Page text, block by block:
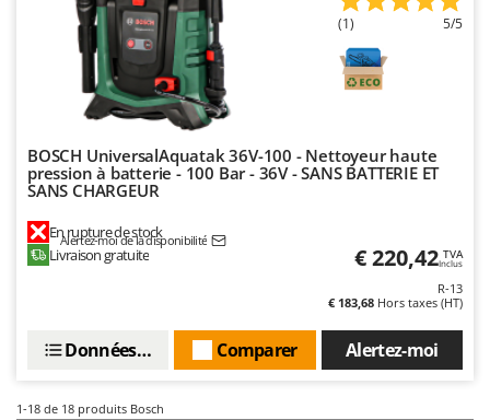
(1) 5/5
BOSCH UniversalAquatak 36V-100 - Nettoyeur haute
pression à batterie - 100 Bar - 36V - SANS BATTERIE ET
SANS CHARGEUR
En rupture de stock
Alertez-moi de la disponibilité
Livraison gratuite € 220,42 TVA
Inclus
R-13
€ 183,68 Hors taxes (HT)
Alertez-moi
Comparer
Données techniques
1-18 de 18 produits Bosch